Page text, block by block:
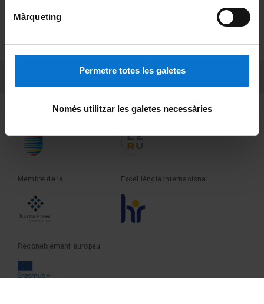
Màrqueting
Permetre totes les galetes
Només utilitzar les galetes necessàries
Privadesa i termes
Sobre UBtv
Fundadora de la Membre de la
Membre de la Excel·lència internacional
Reconeixement europeu